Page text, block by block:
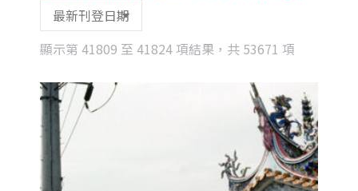
顯示第 41809 至 41824 項結果，共 53671 項